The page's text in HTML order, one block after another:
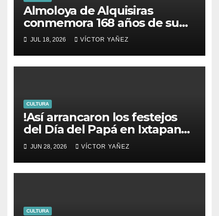
Almoloya de Alquisiras
conmemora 168 años de su
fundación
JUL 18, 2026 VÍCTOR YAÑEZ
CULTURA
!Así arrancaron los festejos
del Día del Papá en Ixtapan
de la Sal!
JUN 28, 2026 VÍCTOR YAÑEZ
CULTURA